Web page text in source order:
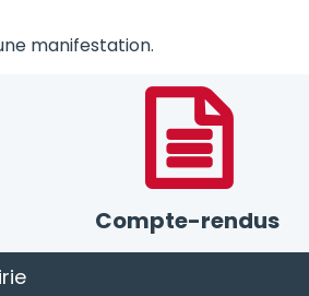
manifestation.
Compte-rendus